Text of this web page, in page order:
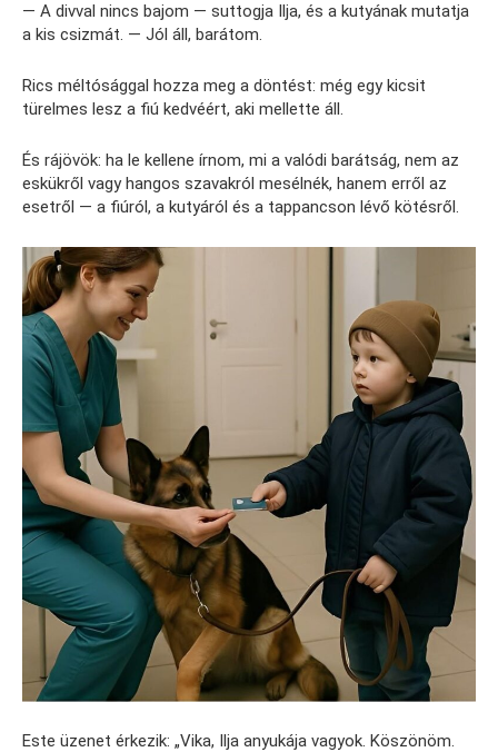
— A divval nincs bajom — suttogja Ilja, és a kutyának mutatja
a kis csizmát. — Jól áll, barátom.
Rics méltósággal hozza meg a döntést: még egy kicsit
türelmes lesz a fiú kedvéért, aki mellette áll.
És rájövök: ha le kellene írnom, mi a valódi barátság, nem az
eskükről vagy hangos szavakról mesélnék, hanem erről az
esetről — a fiúról, a kutyáról és a tappancson lévő kötésről.
Este üzenet érkezik: „Vika, Ilja anyukája vagyok. Köszönöm.